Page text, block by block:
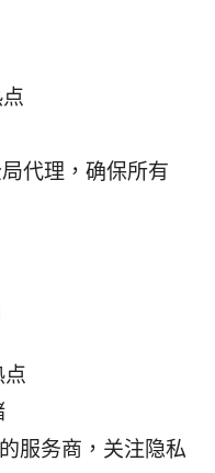
代理，确保所有
点
服务商，关注隐私